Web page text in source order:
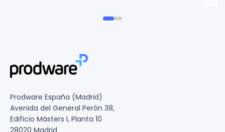
Prodware España (Madrid)
Avenida del General Perón 38,
Edificio Másters I, Planta 10
28020 Madrid